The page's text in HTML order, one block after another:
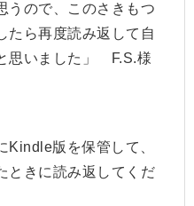
うので、このさきもつ
たら再度読み返して自
思いました」 F.S.様
Kindle版を保管して、
ときに読み返してくだ